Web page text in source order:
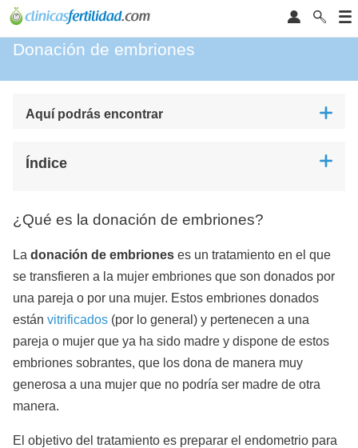
Donación de embriones
Aquí podrás encontrar
Índice
¿Qué es la donación de embriones?
La donación de embriones es un tratamiento en el que
se transfieren a la mujer embriones que son donados por
una pareja o por una mujer. Estos embriones donados
están vitrificados (por lo general ) y pertenecen a una
pareja o mujer que ya ha sido madre y dispone de estos
embriones sobrantes, que los dona de manera muy
generosa a una mujer que no podría ser madre de otra
manera.
El objetivo del tratamiento es preparar el endometrio para